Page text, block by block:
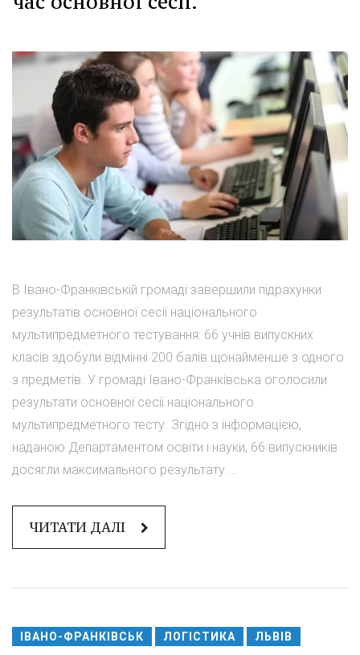
В Івано-Франківській громаді завершили підрахунки
результатів основної сесії національного
мультипредметного тестування: 66 учнів випускних
класів здобули відмінні 200 балів щонайменше з одного
з предметів. У громаді Івано-Франківська оголосили
результати основної сесії національного
мультипредметного тесту. Згідно з інформацією,
наданою Департаментом освіти і науки, 66 випускників
досягли максимального результату ...
ЧИТАТИ ДАЛІ
ІВАНО-ФРАНКІВСЬК ЛОГІСТИКА ЛЬВІВ